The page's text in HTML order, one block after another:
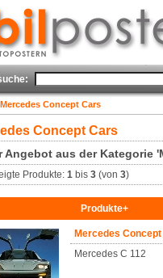
Mercedes Concept Cars
Concept Cars
Angebot aus der Kategorie
Produkte:1 bis3 (von3)
Produkte+
Mercedes
Mercedes C 112